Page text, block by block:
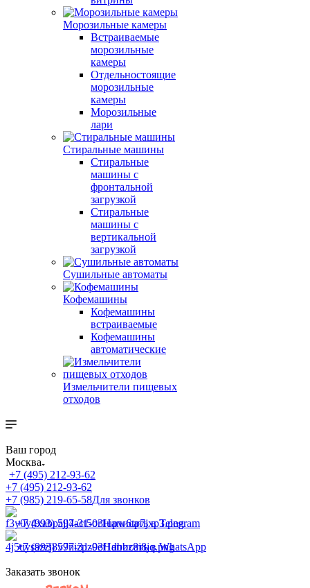
Морозильные камеры
Встраиваемые
морозильные
камеры
Отдельностоящие
морозильные
камеры
Морозильные
лари
Стиральные машины
Стиральные
машины с
фронтальной
загрузкой
Стиральные
машины с
вертикальной
загрузкой
Сушильные автоматы
Кофемашины
Кофемашины
встраиваемые
Кофемашины
автоматические
Измельчители пищевых
отходов
Ваш город
Москва
+7 (495) 212-93-62
+7 (495) 212-93-62
+7 (985) 219-65-58Для звонков
+7 (993) 597-31-03Написать в Telegram
+7 (993) 597-31-03Написать в WhatsApp
Заказать звонок